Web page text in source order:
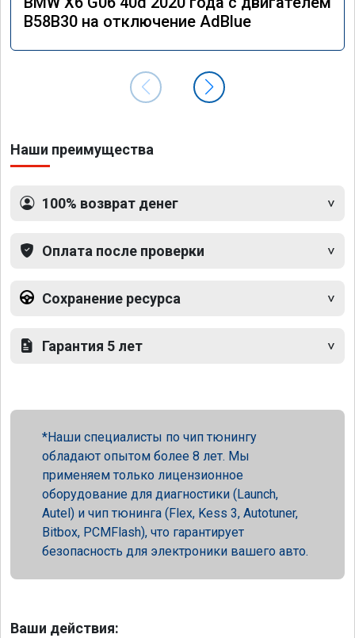
B58B30 на отключение AdBlue
Наши преимущества
100% возврат денег
Оплата после проверки
Сохранение ресурса
Гарантия 5 лет
Наши специалисты по чип тюнингу
обладают опытом более 8 лет. Мы
применяем только лицензионное
оборудование для диагностики (Launch,
Autel) и чип тюнинга (Flex, Kess 3, Autotuner,
Bitbox, PCMFlash), что гарантирует
безопасность для электроники вашего авто.
Ваши действия: